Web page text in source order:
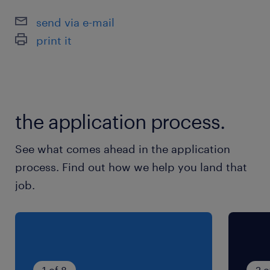
Salaire: 65000 à 75000$
christine.ferland@randstad.ca
Avantages
-Rémunération et avantages sociaux parmi
les plus compétitifs du marché.
-Possibilité d'horaires flexibles.
- horaire de jour
send via e-mail
print it
the application process.
See what comes ahead in the application
process. Find out how we help you land that
job.